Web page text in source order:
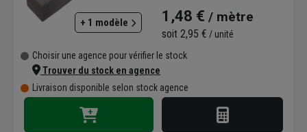
+ 1 modèle 1,48 € / mètre
soit 2,95 € / unité
Choisir une agence pour vérifier le stock
Trouver du stock en agence
Livraison disponible selon stock agence